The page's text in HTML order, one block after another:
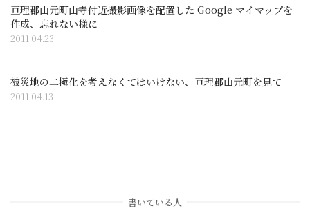
亘理郡山元町山寺付近撮影画像を配置した Google マイマップを
作成、忘れない様に
2011.04.23
被災地の二極化を考えなくてはいけない、亘理郡山元町を見て
2011.04.13
書いている人